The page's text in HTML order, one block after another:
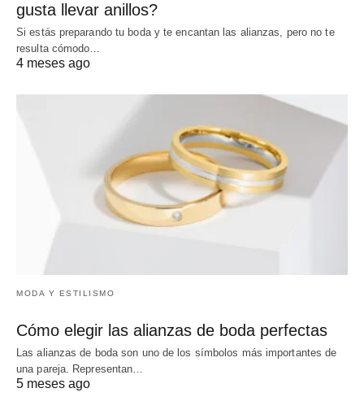
gusta llevar anillos?
Si estás preparando tu boda y te encantan las alianzas, pero no te
resulta cómodo…
4 meses ago
MODA Y ESTILISMO
Cómo elegir las alianzas de boda perfectas
Las alianzas de boda son uno de los símbolos más importantes de
una pareja. Representan…
5 meses ago